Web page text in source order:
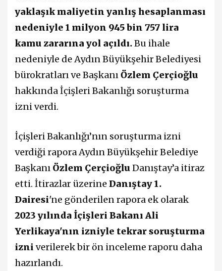
yaklaşık maliyetin yanlış hesaplanması
nedeniyle 1 milyon 945 bin 757 lira
kamu zararına yol açıldı.Bu ihale
nedeniyle de Aydın Büyükşehir Belediyesi
bürokratları ve Başkanı Özlem Çerçioğlu
hakkında İçişleri Bakanlığı soruşturma
izni verdi.
İçişleri Bakanlığı’nın soruşturma izni
verdiği rapora Aydın Büyükşehir Belediye
Başkanı Özlem Çerçioğlu Danıştay’a itiraz
etti. İtirazlar üzerine Danıştay 1.
Dairesi'ne gönderilen rapora ek olarak
2023 yılında İçişleri Bakanı Ali
Yerlikaya'nın izniyle tekrar soruşturma
izni verilerek bir ön inceleme raporu daha
hazırlandı.